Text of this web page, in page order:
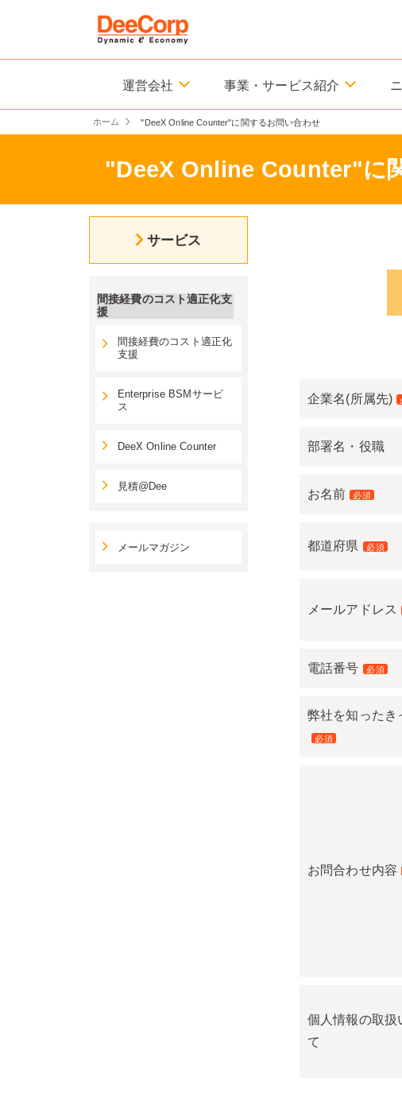
運営会社 事業・サービス紹介
ホーム "DeeX Online Counter"に関するお問い合わせ
"DeeX Online Counter"に
企業名(所属先)
部署名・役職
お名前 必須
都道府県 必須
メールアドレス
電話番号 必須
弊社を知ったき
必須
お問合わせ内容
個人情報の取扱
て
サービス
間接経費のコスト適正化支
援
間接経費のコスト適正化
支援
Enterprise BSMサービ
ス
DeeX Online Counter
見積@Dee
メールマガジン